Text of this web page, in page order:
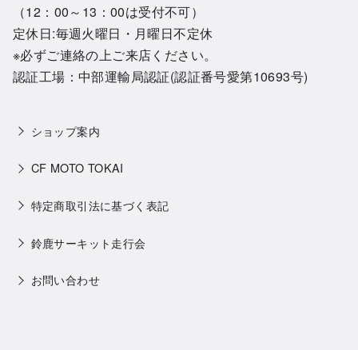
（12：00～13：00は受付不可）
定休日:毎週火曜日・月曜日不定休
※必ずご連絡の上ご来店ください。
認証工場：中部運輸局認証(認証番号愛第10693号)
ショップ案内
CF MOTO TOKAI
特定商取引法に基づく表記
鈴鹿サーキット走行会
お問い合わせ